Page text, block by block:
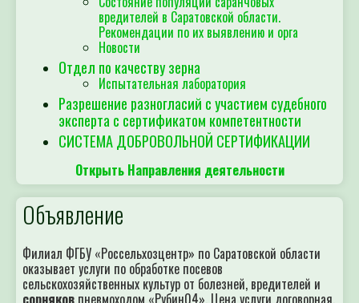
вредителей в Саратовской области.
Рекомендации по их выявлению и орга
Новости
Отдел по качеству зерна
Испытательная лаборатория
Разрешение разногласий с участием судебного
эксперта с сертификатом компетентности
СИСТЕМА ДОБРОВОЛЬНОЙ СЕРТИФИКАЦИИ
Открыть Направления деятельности
Объявление
Филиал ФГБУ «Россельхозцентр» по Саратовской области
оказывает услуги по обработке посевов
сельскохозяйственных культур от болезней, вредителей и
сорняковпневмоходом «Рубин04». Цена услуги договорная.